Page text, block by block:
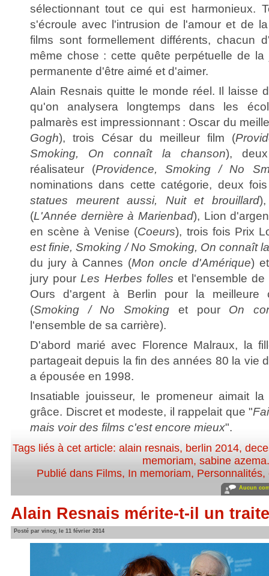
sélectionnant tout ce qui est harmonieux.
s'écroule avec l'intrusion de l'amour et de
films sont formellement différents, chacun
même chose : cette quête perpétuelle de
permanente d'être aimé et d'aimer.
Alain Resnais quitte le monde réel. Il laisse
qu'on analysera longtemps dans les
palmarès est impressionnant : Oscar du
Gogh), trois César du meilleur film (
Smoking, On connaît la chanson),
réalisateur (Providence, Smoking / No
nominations dans cette catégorie, deux
statues meurent aussi, Nuit et brouillard
(L'Année dernière à Marienbad), Lion
en scène à Venise (Coeurs), trois fois Prix
est finie, Smoking / No Smoking, On connaît
du jury à Cannes (Mon oncle d'Amérique)
jury pourLes Herbes folles et l'ensemble
Ours d'argent à Berlin pour la meilleure
(Smoking / No Smoking et pour On
l'ensemble de sa carrière).
D'abord marié avec Florence Malraux, la
partageait depuis la fin des années 80 la vie
a épousée en 1998.
Insatiable jouisseur, le promeneur aimait
grâce. Discret et modeste, il rappelait que "
mais voir des films c'est encore mieux".
Tags liés à cet article:alain resnais, berlin 2014,
memoriam, sabine azema.
Publié dans Films, In memoriam,
Aucun
Alain Resnais mérite-t-il un
Posté par vincy, le 11 février 2014